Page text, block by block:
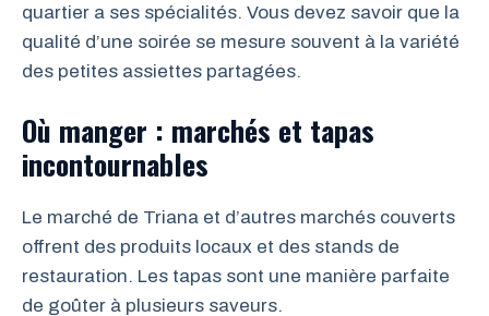
quartier a ses spécialités. Vous devez savoir que la
qualité d’une soirée se mesure souvent à la variété
des petites assiettes partagées.
Où manger : marchés et tapas
incontournables
Le marché de Triana et d’autres marchés couverts
offrent des produits locaux et des stands de
restauration. Les tapas sont une manière parfaite
de goûter à plusieurs saveurs.